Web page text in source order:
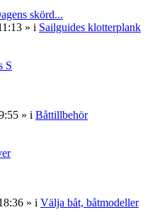
skörd...
» i Sailguides klotterplank
S
» i Båttillbehör
» i Välja båt, båtmodeller